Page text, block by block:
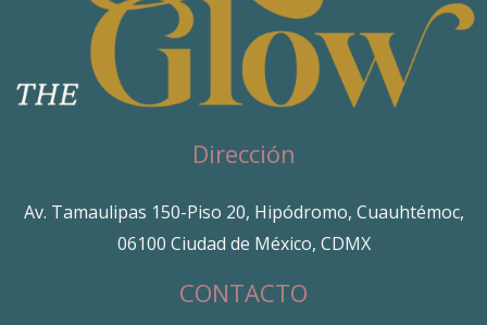
Dirección
Av. Tamaulipas 150-Piso 20, Hipódromo, Cuauhtémoc,
06100 Ciudad de México, CDMX
CONTACTO